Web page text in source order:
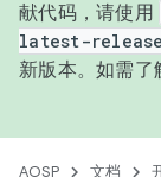
献代码，请使用
latest-release
新版本。如需了
AOSP 文档